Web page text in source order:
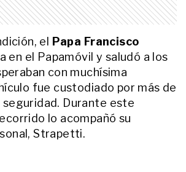
el
Papa Francisco
en el Papamóvil y saludó a los
con muchísima
fue custodiado por más de
Durante este
lo acompañó su
Strapetti.
LIFESTYLE
visita de Juan Pablo II a Luján: por
qué el Papa se fue en un colectivo
de línea
ENTRETENIMIENTO
Desconsolada: así llegó Federica
Pais al velorio de su hermana
Ernestina